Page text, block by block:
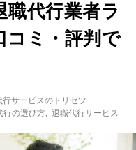
職代行業者ラ
コミ・評判で
行サービスのトリセツ
行の選び方 退職代行サービス